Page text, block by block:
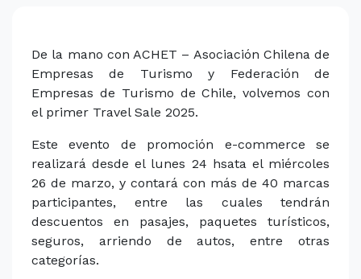
De la mano con ACHET – Asociación Chilena de
Empresas de Turismo y Federación de
Empresas de Turismo de Chile, volvemos con
el primer Travel Sale 2025.
Este evento de promoción e-commerce se
realizará desde el lunes 24 hsata el miércoles
26 de marzo, y contará con más de 40 marcas
participantes, entre las cuales tendrán
descuentos en pasajes, paquetes turísticos,
seguros, arriendo de autos, entre otras
categorías.